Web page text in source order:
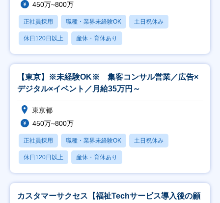
450万~800万
正社員採用 職種・業界未経験OK 土日祝休み
休日120日以上 産休・育休あり
【東京】※未経験OK※ 集客コンサル営業／広告×
デジタル×イベント／月給35万円～
東京都
450万~800万
正社員採用 職種・業界未経験OK 土日祝休み
休日120日以上 産休・育休あり
カスタマーサクセス【福祉Techサービス導入後の顧